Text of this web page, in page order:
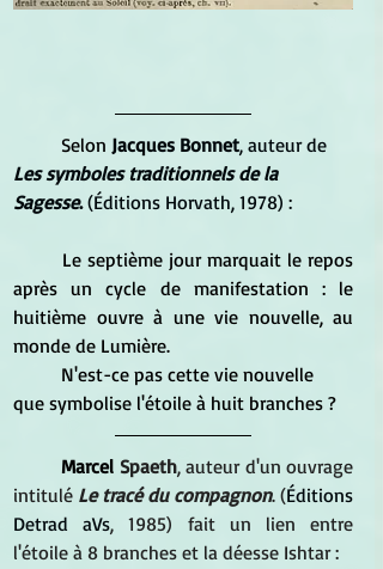
	Selon
Jacques Bonnet, auteur de
Les symboles traditionnels de la
Sagesse. (Éditions Horvath, 1978) :
après un cycle de manifestation : le
huitième ouvre à une vie nouvelle, au
monde de Lumière.
que symbolise l'étoile à huit branches ?
Marcel Spaeth, auteur d'un ouvrage
intitulé Le tracé du compagnon. (Éditions
Detrad aVs, 1985) fait un lien entre
l'étoile à 8 branches et la déesse Ishtar :